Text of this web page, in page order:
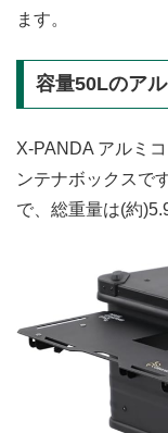
ます。
容量50Lのア
X-PANDA アルミ
ンテナボックスで
で、総重量は(約